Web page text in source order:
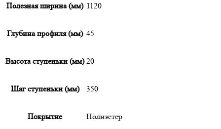
Полезная ширина (мм) 1120
Глубина профиля (мм) 45
Высота ступеньки (мм) 20
Шаг ступеньки (мм) 350
Покрытие Полиэстер